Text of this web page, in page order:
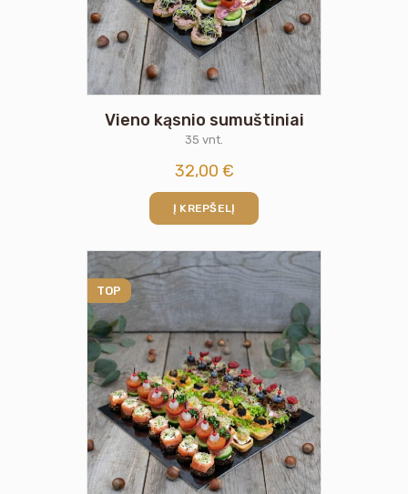
Vieno kąsnio sumuštiniai
35 vnt.
32,00 €
Į KREPŠELĮ
TOP